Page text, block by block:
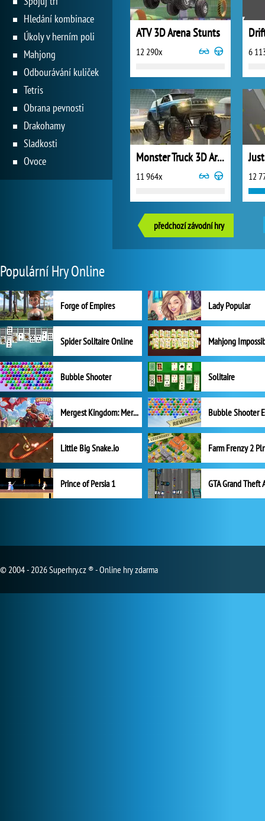
ATV 3D Arena Stunts
12 290x 6
Monster Truck 3D Arena Stunts
11 964x 12
předchozí závodní hry
Hledání kombinace
Úkoly v herním poli
Mahjong
Odbourávání kuliček
Tetris
Obrana pevnosti
Drakohamy
Sladkosti
Ovoce
Populární Hry Online
Forge of Empires Lady Popular
Spider Solitaire Online Mahjong
Bubble Shooter Solitaire
Mergest Kingdom: Merge Puzzle
Little Big Snake.io
Prince of Persia 1 GTA Grand Theft
© 2004 - 2026 Superhry.cz ® - Online hry zdarma